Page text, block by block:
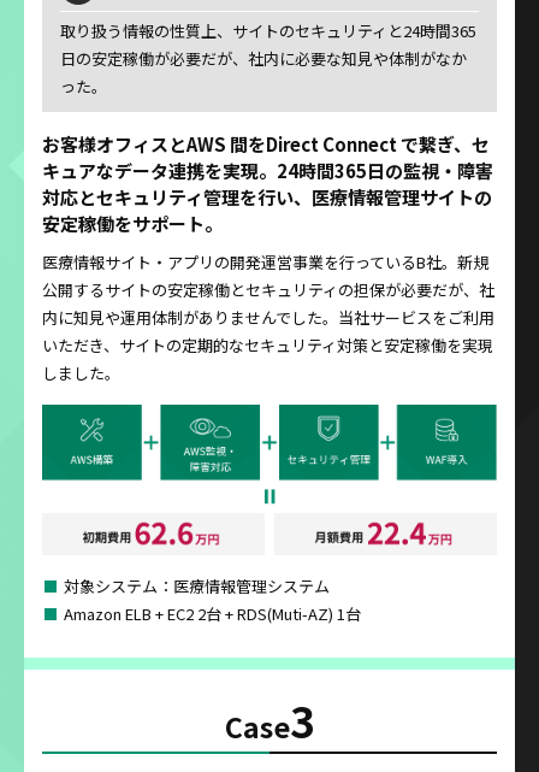
取り扱う情報の性質上、サイトのセキュリティと24時間365
日の安定稼働が必要だが、社内に必要な知見や体制がなか
った。
お客様オフィスとAWS 間をDirect Connect で繋ぎ、セ
キュアなデータ連携を実現。24時間365日の監視・障害
対応とセキュリティ管理を行い、医療情報管理サイトの
安定稼働をサポート。
医療情報サイト・アプリの開発運営事業を行っているB社。新規
公開するサイトの安定稼働とセキュリティの担保が必要だが、社
内に知見や運用体制がありませんでした。当社サービスをご利用
いただき、サイトの定期的なセキュリティ対策と安定稼働を実現
しました。
対象システム：医療情報管理システム
Amazon ELB + EC2 2台 + RDS(Muti-AZ) 1台
Case3